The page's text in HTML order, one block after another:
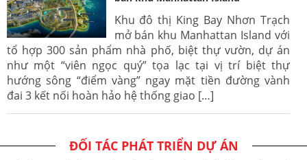
Khu đô thị King Bay Nhơn Trạch
mở bán khu Manhattan Island với
tổ hợp 300 sản phẩm nhà phố, biệt thự vườn, dự án
như một “viên ngọc quý” tọa lạc tại vị trí biệt thự
hướng sông “điểm vàng” ngay mặt tiền đường vành
đai 3 kết nối hoàn hảo hệ thống giao […]
ĐỐI TÁC PHÁT TRIỂN DỰ ÁN